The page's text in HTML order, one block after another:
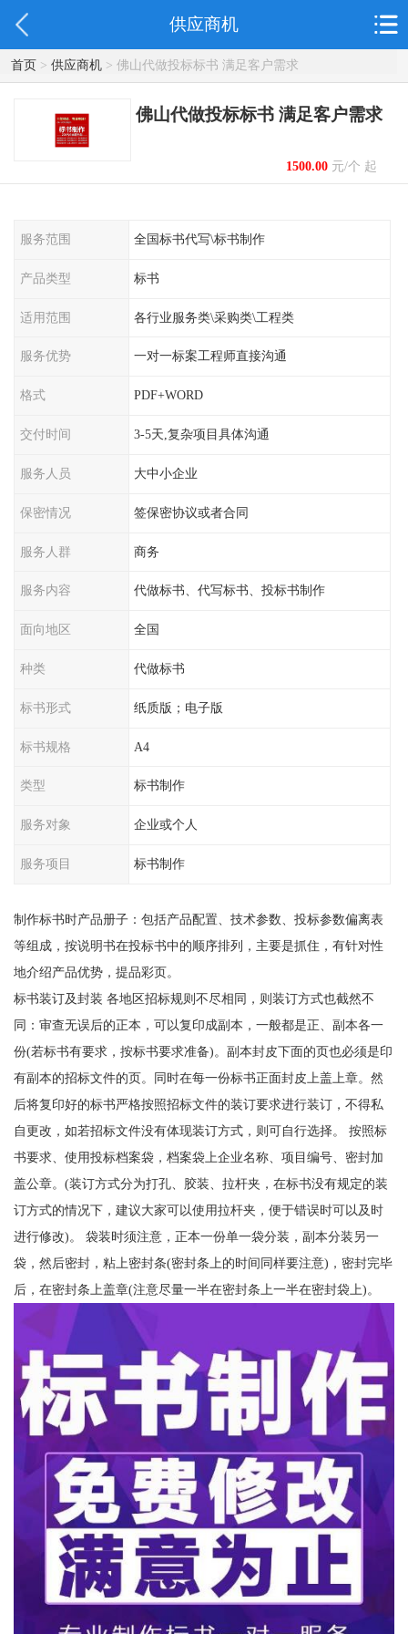
供应商机
首页> 供应商机> 佛山代做投标标书 满足客户需求
佛山代做投标标书 满足客户需求
1500.00元/个 起
服务范围 全国标书代写\标书制作
产品类型 标书
适用范围 各行业服务类\采购类\工程类
服务优势 一对一标案工程师直接沟通
格式 PDF+WORD
交付时间 3-5天,复杂项目具体沟通
服务人员 大中小企业
保密情况 签保密协议或者合同
服务人群 商务
服务内容 代做标书、代写标书、投标书制作
面向地区 全国
种类 代做标书
标书形式 纸质版；电子版
标书规格 A4
类型 标书制作
服务对象 企业或个人
服务项目 标书制作
制作标书时产品册子：包括产品配置、技术参数、投标参数偏离表
等组成，按说明书在投标书中的顺序排列，主要是抓住，有针对性
地介绍产品优势，提品彩页。
标书装订及封装 各地区招标规则不尽相同，则装订方式也截然不
同：审查无误后的正本，可以复印成副本，一般都是正、副本各一
份(若标书有要求，按标书要求准备)。副本封皮下面的页也必须是印
有副本的招标文件的页。同时在每一份标书正面封皮上盖上章。然
后将复印好的标书严格按照招标文件的装订要求进行装订，不得私
自更改，如若招标文件没有体现装订方式，则可自行选择。 按照标
书要求、使用投标档案袋，档案袋上企业名称、项目编号、密封加
盖公章。(装订方式分为打孔、胶装、拉杆夹，在标书没有规定的装
订方式的情况下，建议大家可以使用拉杆夹，便于错误时可以及时
进行修改)。 袋装时须注意，正本一份单一袋分装，副本分装另一
袋，然后密封，粘上密封条(密封条上的时间同样要注意)，密封完毕
后，在密封条上盖章(注意尽量一半在密封条上一半在密封袋上)。